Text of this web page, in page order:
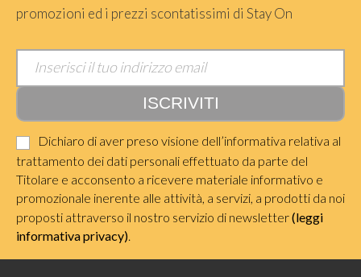
promozioni ed i prezzi scontatissimi di Stay On
Dichiaro di aver preso visione dell’informativa relativa al
trattamento dei dati personali effettuato da parte del
Titolare e acconsento a ricevere materiale informativo e
promozionale inerente alle attività, a servizi, a prodotti da noi
proposti attraverso il nostro servizio di newsletter(leggi
informativa privacy)